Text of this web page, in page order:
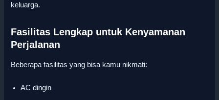
keluarga.
Fasilitas Lengkap untuk Kenyamanan
Perjalanan
Beberapa fasilitas yang bisa kamu nikmati:
AC dingin